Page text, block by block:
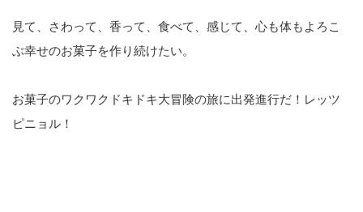
見て、さわって、香って、食べて、感じて、心も体もよろこ
ぶ幸せのお菓子を作り続けたい。
お菓子のワクワクドキドキ大冒険の旅に出発進行だ！レッツ
ピニョル！